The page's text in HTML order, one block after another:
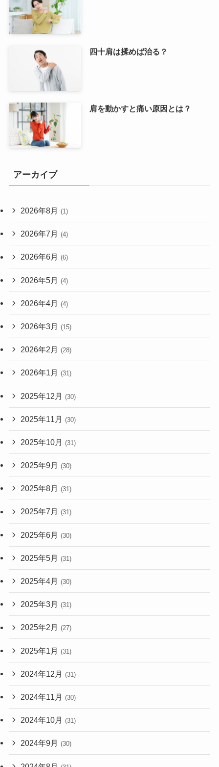
四十肩は揉めば治る？
肩を動かすと痛い原因とは？
アーカイブ
2026年8月 (1)
2026年7月 (4)
2026年6月 (6)
2026年5月 (4)
2026年4月 (4)
2026年3月 (15)
2026年2月 (28)
2026年1月 (31)
2025年12月 (30)
2025年11月 (30)
2025年10月 (31)
2025年9月 (30)
2025年8月 (31)
2025年7月 (31)
2025年6月 (30)
2025年5月 (31)
2025年4月 (30)
2025年3月 (31)
2025年2月 (27)
2025年1月 (31)
2024年12月 (31)
2024年11月 (30)
2024年10月 (31)
2024年9月 (30)